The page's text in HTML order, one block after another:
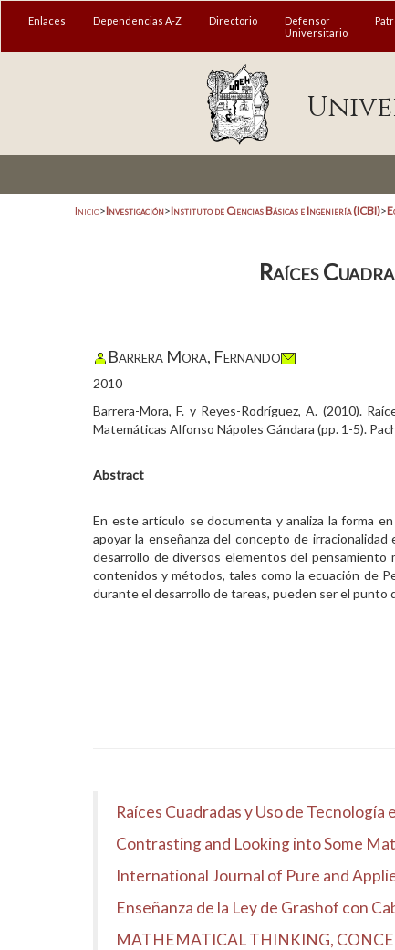
Enlaces Dependencias A-Z Directorio
Defensor
Universitario
Inicio>Investigación>Instituto de Ciencias Básicas e Ingeniería (ICBI)>
Raíces
Barrera Mora, Fernando
2010
Barrera-Mora, F. y Reyes-Rodríguez, A. (2010).
Matemáticas Alfonso Nápoles Gándara (pp. 1-5).
Abstract
En este artículo se documenta y analiza la forma
apoyar la enseñanza del concepto de
desarrollo de diversos elementos del pensamiento
contenidos y métodos, tales como la ecuación de
durante el desarrollo de tareas, pueden ser el
Raíces Cuadradas y Uso de
Contrasting and Looking into Some
International Journal of Pure and
Enseñanza de la Ley de Grashof con
MATHEMATICAL THINKING,